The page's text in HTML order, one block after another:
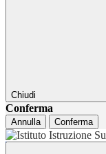
Chiudi
Conferma
Annulla Conferma